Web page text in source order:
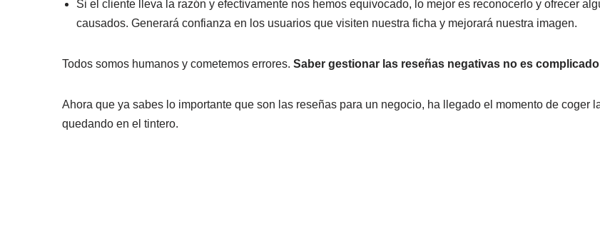
Si el cliente lleva la razón y efectivamente nos hemos equivocado, lo mejor es reconocerlo y ofrecer
causados. Generará confianza en los usuarios que visiten nuestra ficha y mejorará nuestra imagen.
Todos somos humanos y cometemos errores. Saber gestionar las reseñas negativas no es
Ahora que ya sabes lo importante que son las reseñas para un negocio, ha llegado el momento de coger
quedando en el tintero.